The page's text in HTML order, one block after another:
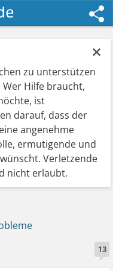
×
zu unterstützen
Hilfe braucht,
ist
darauf, dass der
angenehme
ermutigende und
Verletzende
nicht erlaubt.
13